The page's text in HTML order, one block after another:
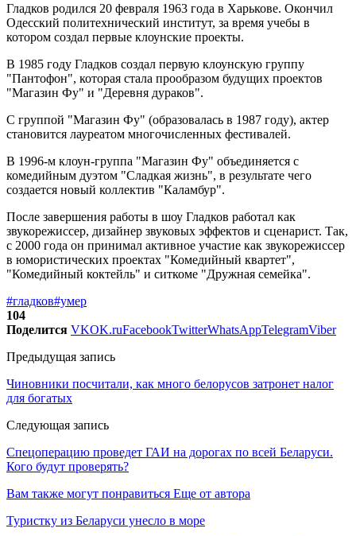
Гладков родился 20 февраля 1963 года в Харькове. Окончил
Одесский политехнический институт, за время учебы в
котором создал первые клоунские проекты.
В 1985 году Гладков создал первую клоунскую группу
"Пантофон", которая стала прообразом будущих проектов
"Магазин Фу" и "Деревня дураков".
С группой "Магазин Фу" (образовалась в 1987 году), актер
становится лауреатом многочисленных фестивалей.
В 1996-м клоун-группа "Магазин Фу" объединяется с
комедийным дуэтом "Сладкая жизнь", в результате чего
создается новый коллектив "Каламбур".
После завершения работы в шоу Гладков работал как
звукорежиссер, дизайнер звуковых эффектов и сценарист. Так,
с 2000 года он принимал активное участие как звукорежиссер
в юмористических проектах "Комедийный квартет",
"Комедийный коктейль" и ситкоме "Дружная семейка".
#гладков#умер
104
Поделится VKOK.ruFacebookTwitterWhatsAppTelegramViber
Предыдущая запись
Чиновники посчитали, как много белорусов затронет налог
для богатых
Следующая запись
Спецоперацию проведет ГАИ на дорогах по всей Беларуси.
Кого будут проверять?
Вам также могут понравиться Еще от автора
Туристку из Беларуси унесло в море